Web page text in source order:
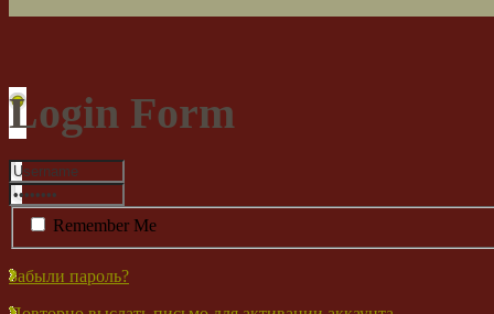
Login Form
Remember Me
Забыли пароль?